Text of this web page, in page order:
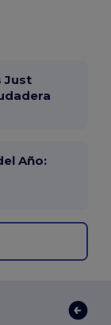
Just
Año: